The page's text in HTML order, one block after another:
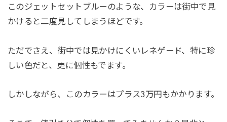
このジェットセットブルーのような、カラーは街中で見
かけると二度見してしまうほどです。
ただでさえ、街中では見かけにくいレネゲード、特に珍
しい色だと、更に個性もでます。
しかしながら、このカラーはプラス3万円もかかります。